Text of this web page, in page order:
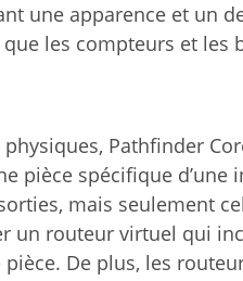
une apparence et un
les compteurs et les
Pathfinder
pièce spécifique d’une
mais seulement
un routeur virtuel qui
De plus, les